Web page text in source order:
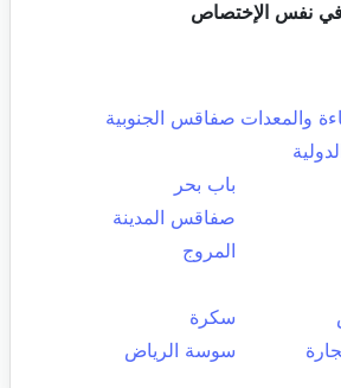
نفس الإختصاص
والمعدات صفاقس الجنوبية
باب بحر
صفاقس المدينة
المروج
سكرة
سوسة الرياض